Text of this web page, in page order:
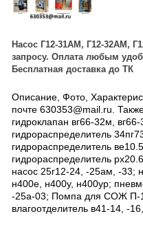
Насос Г12-31АМ, Г12-32АМ,
запросу. Оплата любым
Бесплатная доставка до ТК
Описание, Фото,
почте 630353@mail.ru.
гидроклапан вг66-32м,
гидрораспределитель
гидрораспределитель
гидрораспределитель
насос 25г12-24, -25ам, -33;
н400е, н400у, н400ур;
-25а-03; Помпа для СОЖ П-
влагоотделитель в41-14, -